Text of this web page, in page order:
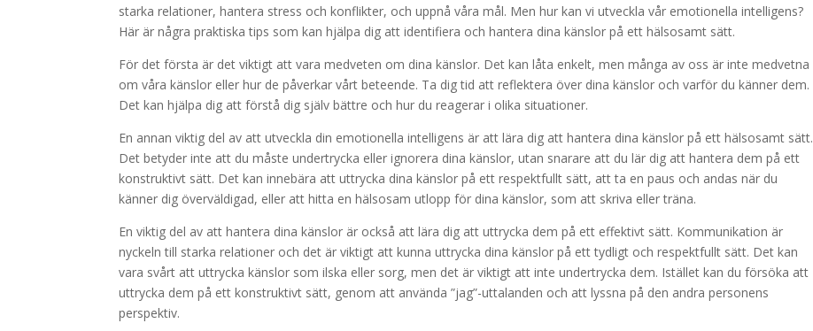
starka relationer, hantera stress och konflikter, och uppnå våra mål. Men hur kan vi utveckla vår emotionella intelligens?
Här är några praktiska tips som kan hjälpa dig att identifiera och hantera dina känslor på ett hälsosamt sätt.
För det första är det viktigt att vara medveten om dina känslor. Det kan låta enkelt, men många av oss är inte medvetna
om våra känslor eller hur de påverkar vårt beteende. Ta dig tid att reflektera över dina känslor och varför du känner dem.
Det kan hjälpa dig att förstå dig själv bättre och hur du reagerar i olika situationer.
En annan viktig del av att utveckla din emotionella intelligens är att lära dig att hantera dina känslor på ett hälsosamt sätt.
Det betyder inte att du måste undertrycka eller ignorera dina känslor, utan snarare att du lär dig att hantera dem på ett
konstruktivt sätt. Det kan innebära att uttrycka dina känslor på ett respektfullt sätt, att ta en paus och andas när du
känner dig överväldigad, eller att hitta en hälsosam utlopp för dina känslor, som att skriva eller träna.
En viktig del av att hantera dina känslor är också att lära dig att uttrycka dem på ett effektivt sätt. Kommunikation är
nyckeln till starka relationer och det är viktigt att kunna uttrycka dina känslor på ett tydligt och respektfullt sätt. Det kan
vara svårt att uttrycka känslor som ilska eller sorg, men det är viktigt att inte undertrycka dem. Istället kan du försöka att
uttrycka dem på ett konstruktivt sätt, genom att använda ”jag”-uttalanden och att lyssna på den andra personens
perspektiv.